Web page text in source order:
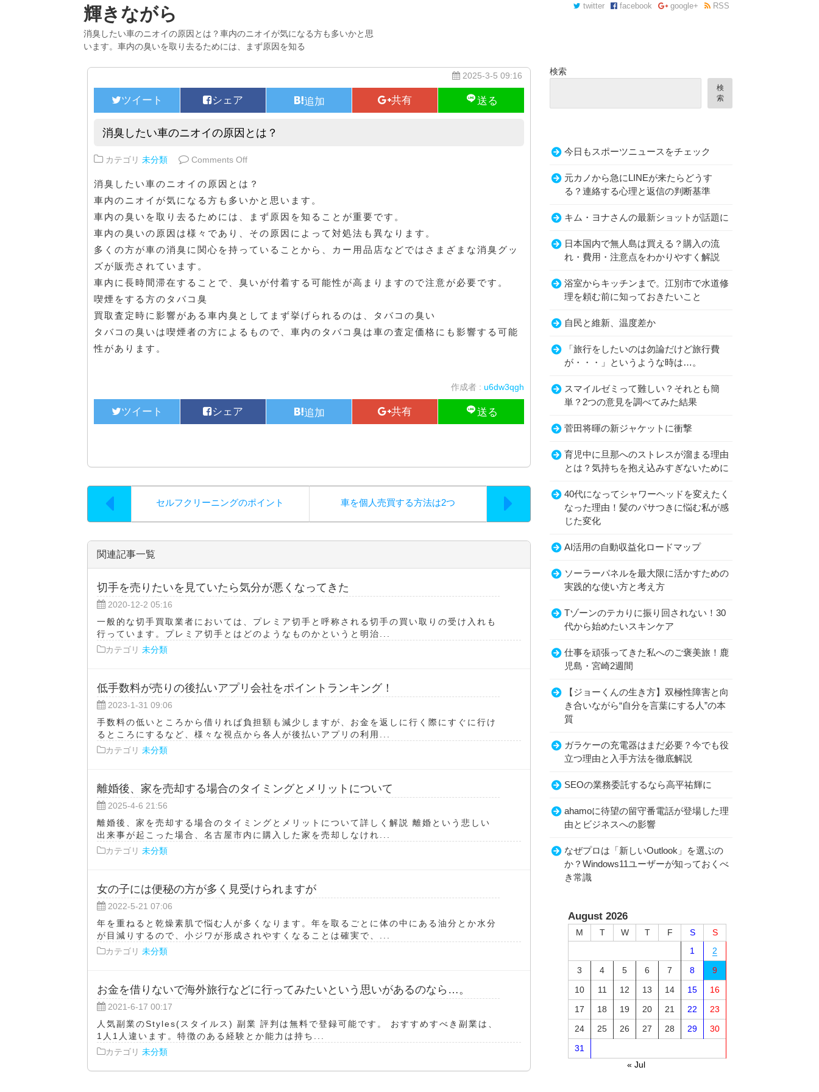
輝きながら
消臭したい車のニオイの原因とは？車内のニオイが気になる方も多いかと思
います。車内の臭いを取り去るためには、まず原因を知る
twitter facebook google+ RSS
2025-3-5 09:16
消臭したい車のニオイの原因とは？
カテゴリ 未分類 Comments Offon 消臭したい車のニオイの原因とは？
消臭したい車のニオイの原因とは？
車内のニオイが気になる方も多いかと思います。
車内の臭いを取り去るためには、まず原因を知ることが重要です。
車内の臭いの原因は様々であり、その原因によって対処法も異なります。
多くの方が車の消臭に関心を持っていることから、カー用品店などではさまざまな消臭グッ
ズが販売されています。
車内に長時間滞在することで、臭いが付着する可能性が高まりますので注意が必要です。
喫煙をする方のタバコ臭
買取査定時に影響がある車内臭としてまず挙げられるのは、タバコの臭い
タバコの臭いは喫煙者の方によるもので、車内のタバコ臭は車の査定価格にも影響する可能
性があります。
作成者 : u6dw3qgh
セルフクリーニングのポイント 車を個人売買する方法は2つ
関連記事一覧
切手を売りたいを見ていたら気分が悪くなってきた
2020-12-2 05:16
一般的な切手買取業者においては、プレミア切手と呼称される切手の買い取りの受け入れも
行っています。プレミア切手とはどのようなものかというと明治...
カテゴリ 未分類
低手数料が売りの後払いアプリ会社をポイントランキング！
2023-1-31 09:06
手数料の低いところから借りれば負担額も減少しますが、お金を返しに行く際にすぐに行け
るところにするなど、様々な視点から各人が後払いアプリの利用...
カテゴリ 未分類
離婚後、家を売却する場合のタイミングとメリットについて
2025-4-6 21:56
離婚後、家を売却する場合のタイミングとメリットについて詳しく解説 離婚という悲しい
出来事が起こった場合、名古屋市内に購入した家を売却しなけれ...
カテゴリ 未分類
女の子には便秘の方が多く見受けられますが
2022-5-21 07:06
年を重ねると乾燥素肌で悩む人が多くなります。年を取るごとに体の中にある油分とか水分
が目減りするので、小ジワが形成されやすくなることは確実で、...
カテゴリ 未分類
お金を借りないで海外旅行などに行ってみたいという思いがあるのなら…。
2021-6-17 00:17
人気副業のStyles(スタイルス) 副業 評判は無料で登録可能です。 おすすめすべき副業は、
1人1人違います。特徴のある経験とか能力は持ち...
カテゴリ 未分類
検索
検
索
今日もスポーツニュースをチェック
元カノから急にLINEが来たらどうす
る？連絡する心理と返信の判断基準
キム・ヨナさんの最新ショットが話題に
日本国内で無人島は買える？購入の流
れ・費用・注意点をわかりやすく解説
浴室からキッチンまで。江別市で水道修
理を頼む前に知っておきたいこと
自民と維新、温度差か
「旅行をしたいのは勿論だけど旅行費
が・・・」というような時は…。
スマイルゼミって難しい？それとも簡
単？2つの意見を調べてみた結果
菅田将暉の新ジャケットに衝撃
育児中に旦那へのストレスが溜まる理由
とは？気持ちを抱え込みすぎないために
40代になってシャワーヘッドを変えたく
なった理由！髪のパサつきに悩む私が感
じた変化
AI活用の自動収益化ロードマップ
ソーラーパネルを最大限に活かすための
実践的な使い方と考え方
Tゾーンのテカりに振り回されない！30
代から始めたいスキンケア
仕事を頑張ってきた私へのご褒美旅！鹿
児島・宮崎2週間
【ジョーくんの生き方】双極性障害と向
き合いながら“自分を言葉にする人”の本
質
ガラケーの充電器はまだ必要？今でも役
立つ理由と入手方法を徹底解説
SEOの業務委託するなら高平祐輝に
ahamoに待望の留守番電話が登場した理
由とビジネスへの影響
なぜプロは「新しいOutlook」を選ぶの
か？Windows11ユーザーが知っておくべ
き常識
August 2026
M T W T F S
S
1
2
3
4 5 6 7 8
9
10
11 12 13 14 15
16
17
18 19 20 21 22
23
24
25 26 27 28 29
30
31
« Jul